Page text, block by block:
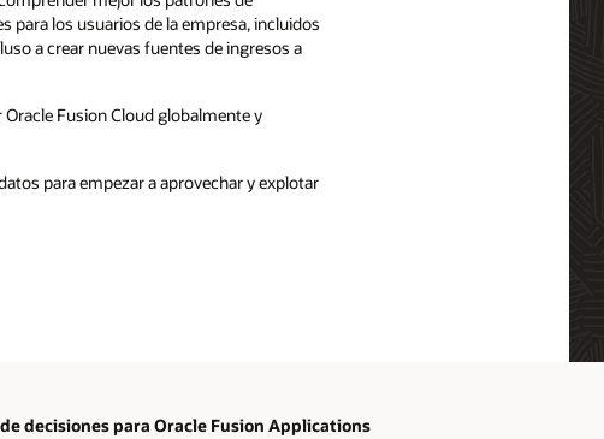
para los usuarios de la empresa, incluidos
a crear nuevas fuentes de ingresos a
Fusion Cloud globalmente y
para empezar a aprovechar y explotar
decisiones para Oracle Fusion Applications